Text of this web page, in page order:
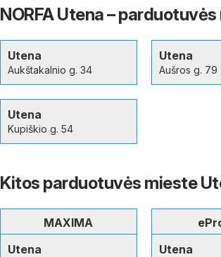
NORFA Utena –
Utena
Aukštakalnio g. 34
Utena
Aušros g. 79
Utena
Kupiškio g. 54
Kitos parduotuvės mieste
MAXIMA
Utena
Utena